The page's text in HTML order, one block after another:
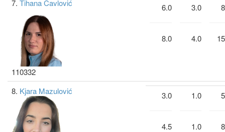
7. Tihana Čavlović
110332
6.0
8.0
3.0
4.0
8. Kjara Mazulović 3.0
4.5
1.0
1.0